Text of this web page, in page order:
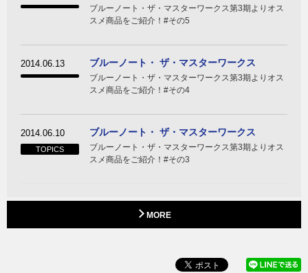
ブルーノート・ザ・マスターワークス第3期よりオス
スメ商品をご紹介！#その5
2014.06.13 ブルーノート・ ザ・マスターワークス
ブルーノート・ザ・マスターワークス第3期よりオス
スメ商品をご紹介！#その4
2014.06.10
TOPICS
ブルーノート・ ザ・マスターワークス
ブルーノート・ザ・マスターワークス第3期よりオス
スメ商品をご紹介！#その3
MORE